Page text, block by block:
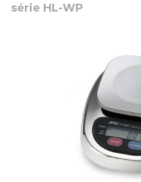
série HL-WP